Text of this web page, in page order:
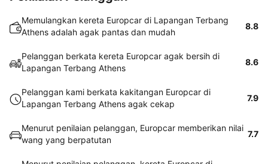
Memulangkan kereta Europcar di Lapangan Terbang
Athens adalah agak pantas dan mudah
8.8
Pelanggan berkata kereta Europcar agak bersih di
Lapangan Terbang Athens
8.6
Pelanggan kami berkata kakitangan Europcar di
Lapangan Terbang Athens agak cekap
7.9
Menurut penilaian pelanggan, Europcar memberikan nilai
wang yang berpatutan
7.7